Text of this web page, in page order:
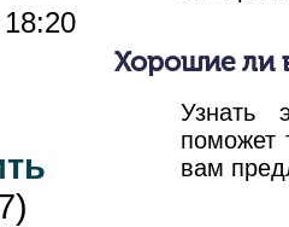
Хорошие ли
Узнать
поможет
вам